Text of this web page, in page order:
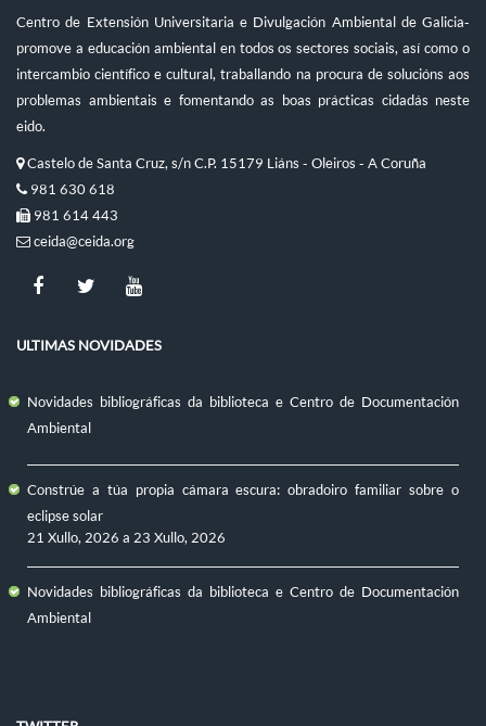
Centro de Extensión Universitaria e Divulgación Ambiental de Galicia-
promove a educación ambiental en todos os sectores sociais, así como o
intercambio científico e cultural, traballando na procura de solucións aos
problemas ambientais e fomentando as boas prácticas cidadás neste
eido.
Castelo de Santa Cruz, s/n C.P. 15179 Liáns - Oleiros - A Coruña
981 630 618
981 614 443
ceida@ceida.org
ULTIMAS NOVIDADES
Novidades bibliográficas da biblioteca e Centro de Documentación
Ambiental
Constrúe a túa propia cámara escura: obradoiro familiar sobre o
eclipse solar
21 Xullo, 2026 a 23 Xullo, 2026
Novidades bibliográficas da biblioteca e Centro de Documentación
Ambiental